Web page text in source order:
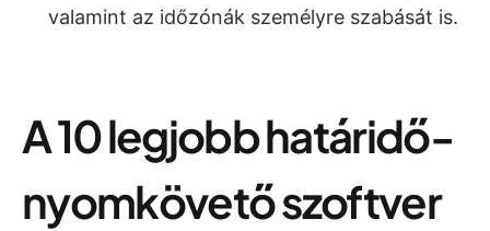
valamint az időzónák személyre szabását is.
A 10 legjobb határidő-
nyomkövető szoftver